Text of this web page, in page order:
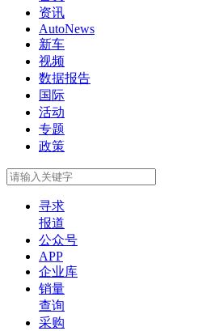
资讯
AutoNews
新车
视频
数据报告
国际
活动
专题
政策
寻求
报道
公众号
APP
企业库
销量
查询
采购